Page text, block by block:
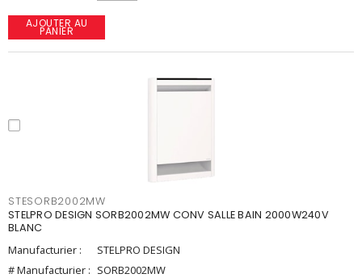
AJOUTER AU
PANIER
STESORB2002MW
STELPRO DESIGN SORB2002MW CONV SALLE BAIN 2000W240V
BLANC
Manufacturier :
STELPRO DESIGN
# Manufacturier : SORB2002MW